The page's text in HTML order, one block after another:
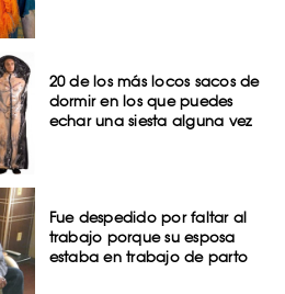
20 de los más locos sacos de
dormir en los que puedes
echar una siesta alguna vez
Fue despedido por faltar al
trabajo porque su esposa
estaba en trabajo de parto